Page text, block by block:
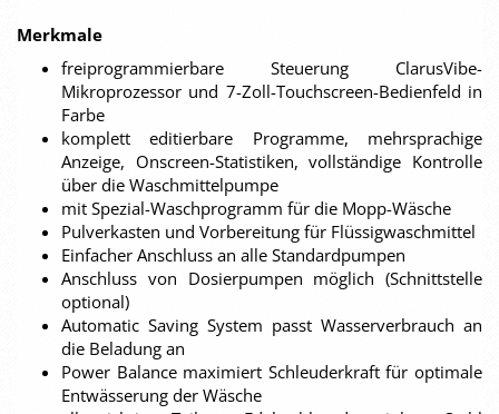
Merkmale
freiprogrammierbare Steuerung ClarusVibe-
Mikroprozessor und 7-Zoll-Touchscreen-Bedienfeld in
Farbe
komplett editierbare Programme, mehrsprachige
Anzeige, Onscreen-Statistiken, vollständige Kontrolle
über die Waschmittelpumpe
mit Spezial-Waschprogramm für die Mopp-Wäsche
Pulverkasten und Vorbereitung für Flüssigwaschmittel
Einfacher Anschluss an alle Standardpumpen
Anschluss von Dosierpumpen möglich (Schnittstelle
optional)
Automatic Saving System passt Wasserverbrauch an
die Beladung an
Power Balance maximiert Schleuderkraft für optimale
Entwässerung der Wäsche